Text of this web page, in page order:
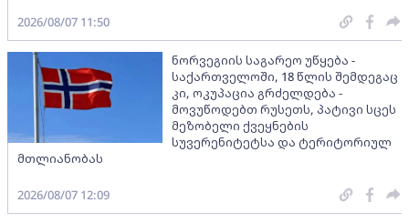
2026/08/07 11:50
ნორვეგიის საგარეო უწყება -
საქართველოში, 18 წლის შემდეგაც
კი, ოკუპაცია გრძელდება -
მოვუწოდებთ რუსეთს, პატივი სცეს
მეზობელი ქვეყნების
სუვერენიტეტსა და ტერიტორიულ
მთლიანობას
2026/08/07 12:09